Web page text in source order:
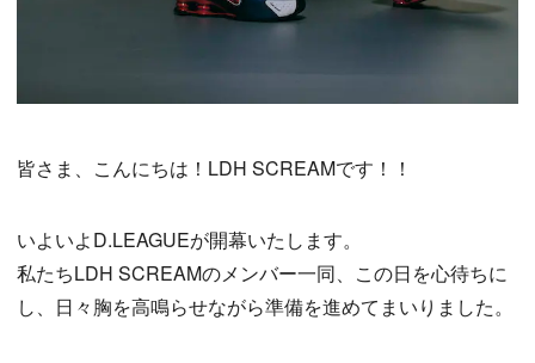
皆さま、こんにちは！LDH SCREAMです！！
いよいよD.LEAGUEが開幕いたします。
私たちLDH SCREAMのメンバー一同、この日を心待ちに
し、日々胸を高鳴らせながら準備を進めてまいりました。